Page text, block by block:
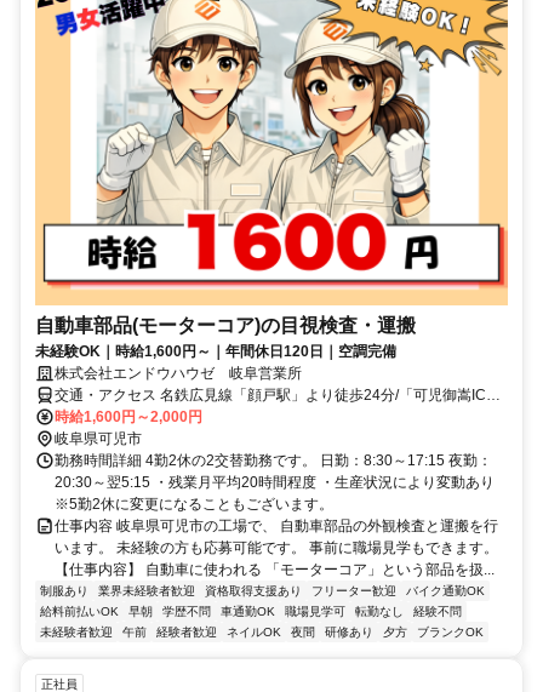
自動車部品(モーターコア)の目視検査・運搬
未経験OK｜時給1,600円～｜年間休日120日｜空調完備
株式会社エンドウハウゼ 岐阜営業所
交通・アクセス 名鉄広見線「顔戸駅」より徒歩24分/「可児御嵩IC」
より車で２分
時給1,600円～2,000円
岐阜県可児市
勤務時間詳細 4勤2休の2交替勤務です。 日勤：8:30～17:15 夜勤：
20:30～翌5:15 ・残業月平均20時間程度 ・生産状況により変動あり
※5勤2休に変更になることもございます。
仕事内容 岐阜県可児市の工場で、 自動車部品の外観検査と運搬を行
います。 未経験の方も応募可能です。 事前に職場見学もできます。
【仕事内容】 自動車に使われる 「モーターコア」という部品を扱...
制服あり 業界未経験者歓迎 資格取得支援あり フリーター歓迎
バイク通勤OK
給料前払いOK
早朝 学歴不問 車通勤OK 職場見学可 転勤なし
経験不問
未経験者歓迎
午前 経験者歓迎 ネイルOK 夜間 研修あり 夕方 ブランクOK
正社員